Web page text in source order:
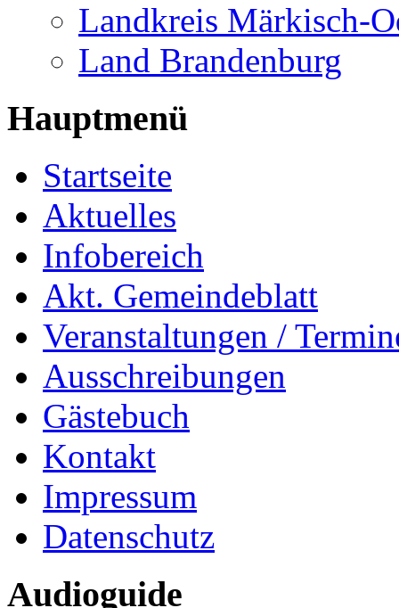
Landkreis Märkisch-
Land Brandenburg
Hauptmenü
Startseite
Aktuelles
Infobereich
Akt. Gemeindeblatt
Veranstaltungen /
Ausschreibungen
Gästebuch
Kontakt
Impressum
Datenschutz
Audioguide